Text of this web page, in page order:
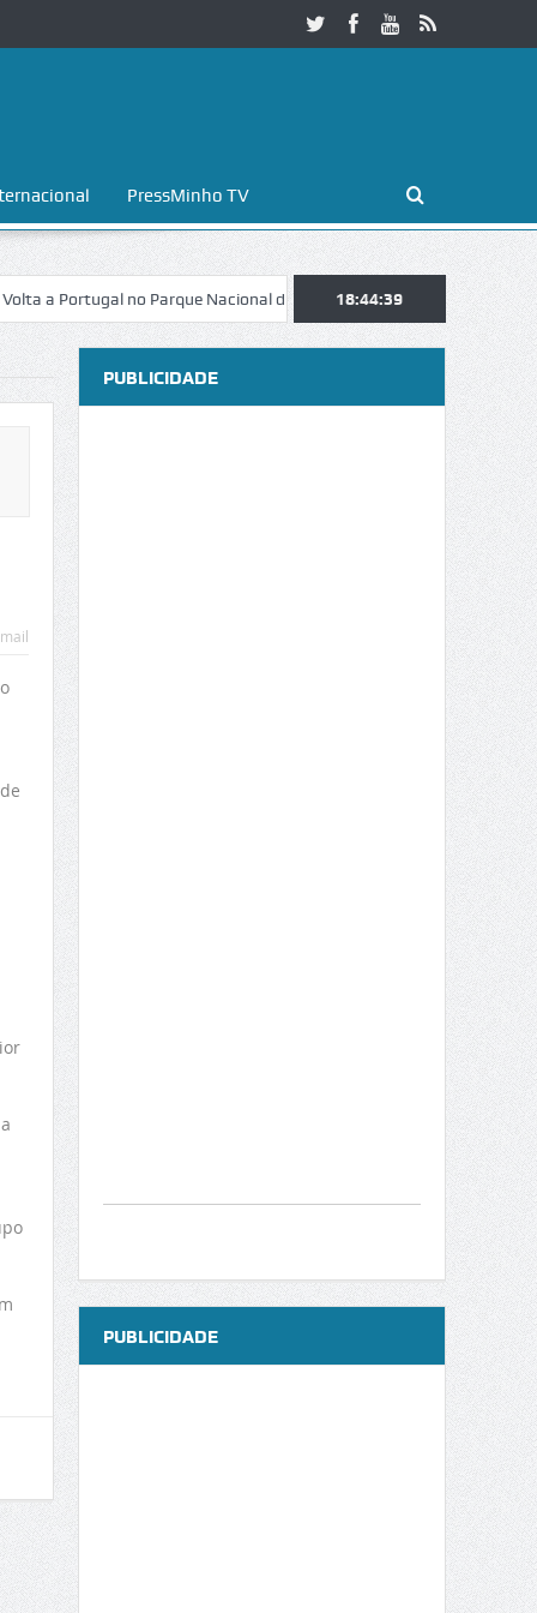
PressMinho TV
no Parque Nacional da Peneda-Gerês Esposende.
18:44:39
PUBLICIDADE
PUBLICIDADE